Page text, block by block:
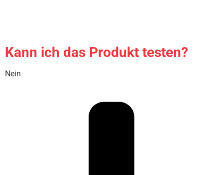
Kann ich das Produkt testen?
Nein